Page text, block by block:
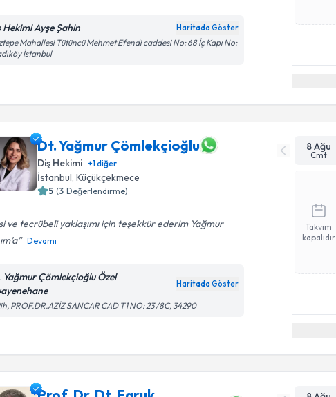
Hekimi Ayşe Şahin Haritada Göster
Mahallesi Tütüncü Mehmet Efendi caddesi No: 68 İç Kapı No:
İstanbul
Dt. Yağmur Çömlekçioğlu
Diş Hekimi +1diğer
İstanbul, Küçükçekmece
5 (3 Değerlendirme)
ve tecrübeli yaklaşımı için teşekkür ederim Yağmur
Devamı
Yağmur Çömlekçioğlu Özel
Haritada Göster
PROF.DR.AZİZ SANCAR CAD T1 NO: 23 /8C, 34290
8 Ağu
Cmt
Takvim
kapalıdır